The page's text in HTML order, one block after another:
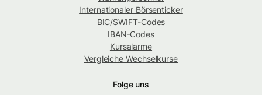
Internationaler Börsenticker
BIC/SWIFT-Codes
IBAN-Codes
Kursalarme
Vergleiche Wechselkurse
Folge uns